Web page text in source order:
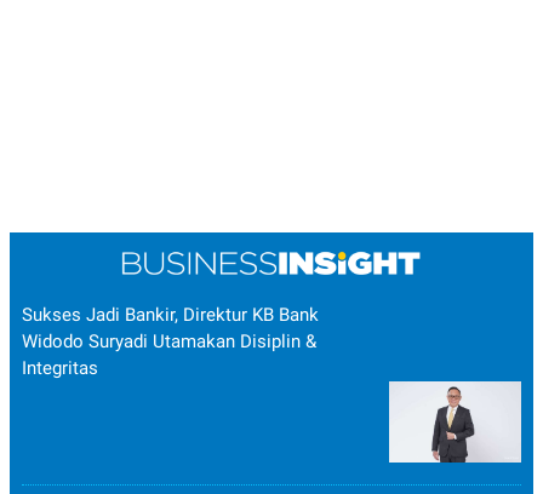
Sukses Jadi Bankir, Direktur KB Bank
Widodo Suryadi Utamakan Disiplin &
Integritas